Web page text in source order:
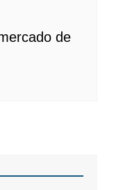
de